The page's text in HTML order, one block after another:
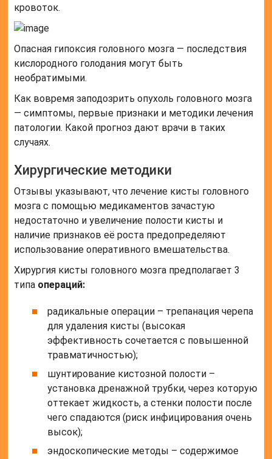
кровоток.
Опасная гипоксия головного мозга — последствия
кислородного голодания могут быть
необратимыми.
Как вовремя заподозрить опухоль головного мозга
— симптомы, первые признаки и методики лечения
патологии. Какой прогноз дают врачи в таких
случаях.
Хирургические методики
Отзывы указывают, что лечение кисты головного
мозга с помощью медикаментов зачастую
недостаточно и увеличение полости кисты и
наличие признаков её роста предопределяют
использование оперативного вмешательства.
Хирургия кисты головного мозга предполагает 3
типа операций:
радикальные операции – трепанация черепа
для удаления кисты (высокая
эффективность сочетается с повышенной
травматичностью);
шунтирование кистозной полости –
установка дренажной трубки, через которую
оттекает жидкость, а стенки полости после
чего спадаются (риск инфицирования очень
высок);
эндоскопические методы – содержимое